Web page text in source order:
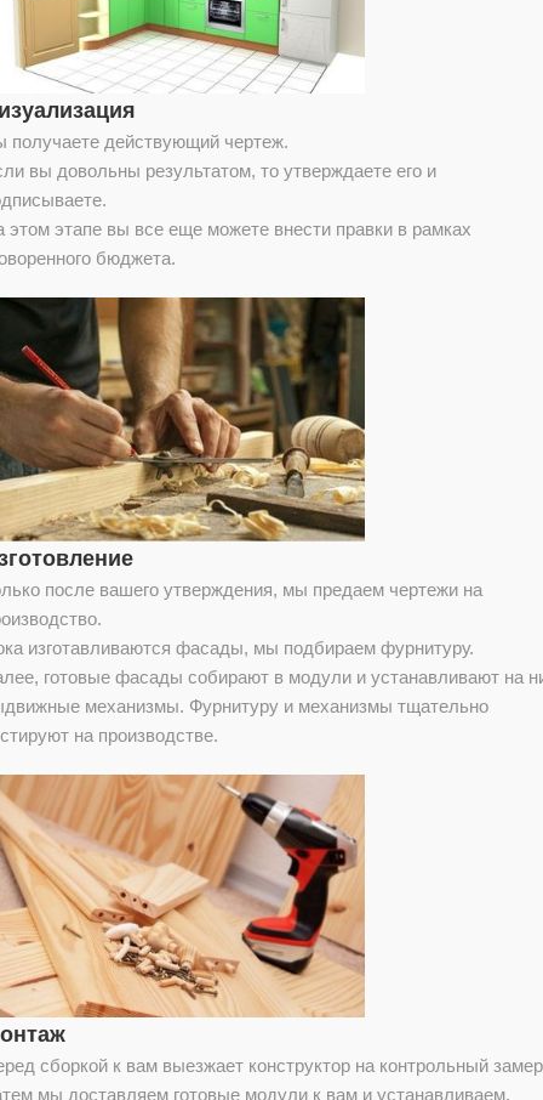
получаете действующий чертеж.
вы довольны результатом, то утверждаете его и
этом этапе вы все еще можете внести правки в рамках
бюджета.
после вашего утверждения, мы предаем чертежи на
изготавливаются фасады, мы подбираем фурнитуру.
готовые фасады собирают в модули и устанавливают на
механизмы. Фурнитуру и механизмы тщательно
на производстве.
сборкой к вам выезжает конструктор на контрольный
мы доставляем готовые модули к вам и устанавливаем.